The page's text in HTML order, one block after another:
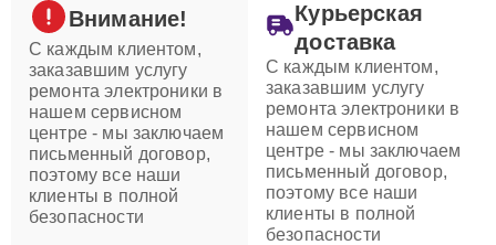
Внимание!
С каждым клиентом,
заказавшим услугу
ремонта электроники в
нашем сервисном
центре - мы заключаем
письменный договор,
поэтому все наши
клиенты в полной
безопасности
Курьерская
доставка
С каждым клиентом,
заказавшим услугу
ремонта электроники в
нашем сервисном
центре - мы заключаем
письменный договор,
поэтому все наши
клиенты в полной
безопасности